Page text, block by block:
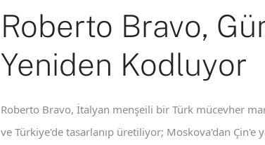
Roberto Bravo,
Yeniden Kodluyor
Roberto Bravo, İtalyan menşeili bir Türk mücevher
ve Türkiye'de tasarlanıp üretiliyor; Moskova'dan Çin'e